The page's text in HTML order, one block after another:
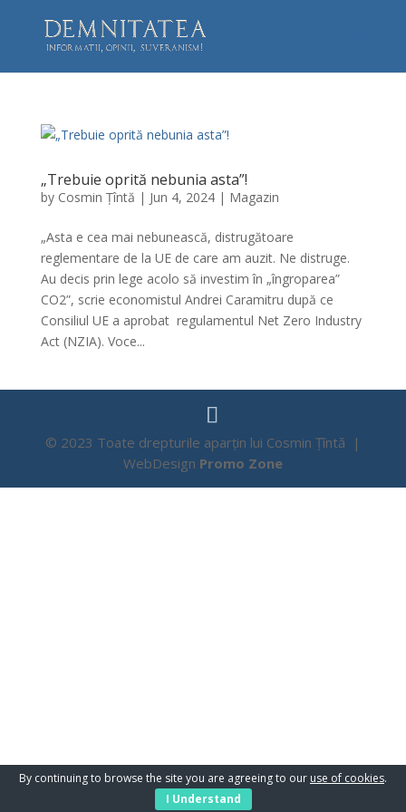
„Trebuie oprită nebunia asta”!
by Cosmin Țîntă | Jun 4, 2024| Magazin
„Asta e cea mai nebunească, distrugătoare
reglementare de la UE de care am auzit. Ne distruge.
Au decis prin lege acolo să investim în „îngroparea”
CO2”, scrie economistul Andrei Caramitru după ce
Consiliul UE a aprobat regulamentul Net Zero Industry
Act (NZIA). Voce...
© 2023 Toate drepturile aparțin lui Cosmin Țîntă |
WebDesign Promo Zone
By continuing to browse the site you are agreeing to our use of cookies.
I Understand